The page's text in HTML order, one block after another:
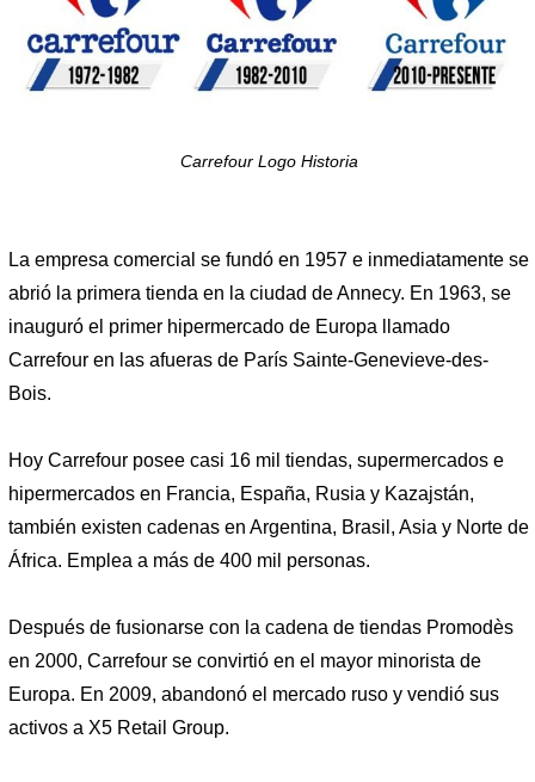
Carrefour Logo Historia
La empresa comercial se fundó en 1957 e inmediatamente se
abrió la primera tienda en la ciudad de Annecy. En 1963, se
inauguró el primer hipermercado de Europa llamado
Carrefour en las afueras de París Sainte-Genevieve-des-
Bois.
Hoy Carrefour posee casi 16 mil tiendas, supermercados e
hipermercados en Francia, España, Rusia y Kazajstán,
también existen cadenas en Argentina, Brasil, Asia y Norte de
África. Emplea a más de 400 mil personas.
Después de fusionarse con la cadena de tiendas Promodès
en 2000, Carrefour se convirtió en el mayor minorista de
Europa. En 2009, abandonó el mercado ruso y vendió sus
activos a X5 Retail Group.